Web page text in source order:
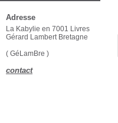
Adresse
La Kabylie en 7001 Livres
Gérard Lambert Bretagne
( GéLamBre )
contact